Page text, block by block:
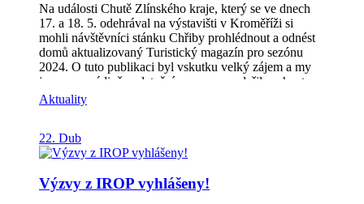
Na události Chutě Zlínského kraje, který se ve dnech
17. a 18. 5. odehrával na výstavišti v Kroměříži si
mohli návštěvníci stánku Chřiby prohlédnout a odnést
domů aktualizovaný Turistický magazín pro sezónu
2024. O tuto publikaci byl vskutku velký zájem a my
jsme moc rádi, že v letošním roce se podařilo sehnat
sponzory, díky kterým jsme mohli tuto brožurku vydat
ve vyšším nákladu než v minulém roce. Mezi sponzory
regionu. Magazín je samozřejmě dostupné také ke
stažení v pdf verzi. Naleznete ho v sekci: „Z našeho
Zpravodaj MAS | MAS Hříběcí hory (hribecihory.cz)
Aktuality
22. Dub
Výzvy z IROP vyhlášeny!